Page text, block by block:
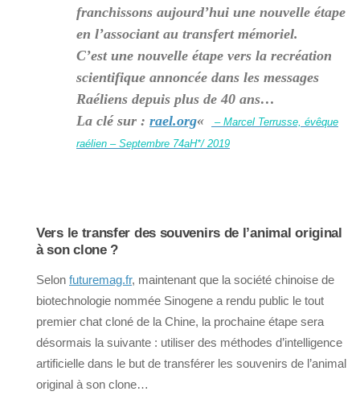
franchissons aujourd’hui une nouvelle étape
en l’associant au transfert mémoriel.
C’est une nouvelle étape vers la recréation
scientifique annoncée dans les messages
Raéliens depuis plus de 40 ans…
La clé sur : rael.org«
– Marcel Terrusse, évêque
raélien – Septembre 74aH*/ 2019
Vers le transfer des souvenirs de l’animal original
à son clone ?
Selon futuremag.fr, maintenant que la société chinoise de
biotechnologie nommée Sinogene a rendu public le tout
premier chat cloné de la Chine, la prochaine étape sera
désormais la suivante : utiliser des méthodes d’intelligence
artificielle dans le but de transférer les souvenirs de l’animal
original à son clone…